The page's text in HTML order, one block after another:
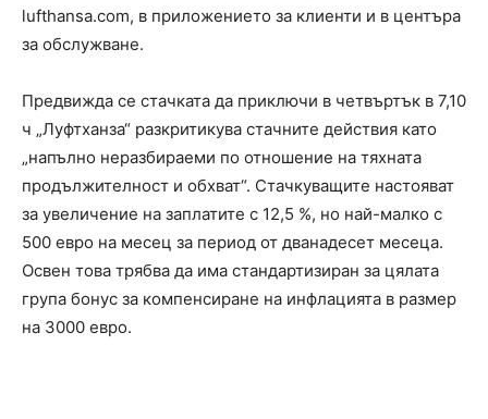
lufthansa.com, в приложението за клиенти и в центъра
за обслужване.
Предвижда се стачката да приключи в четвъртък в 7,10
ч „Луфтханза“ разкритикува стачните действия като
„напълно неразбираеми по отношение на тяхната
продължителност и обхват“. Стачкуващите настояват
за увеличение на заплатите с 12,5 %, но най-малко с
500 евро на месец за период от дванадесет месеца.
Освен това трябва да има стандартизиран за цялата
група бонус за компенсиране на инфлацията в размер
на 3000 евро.